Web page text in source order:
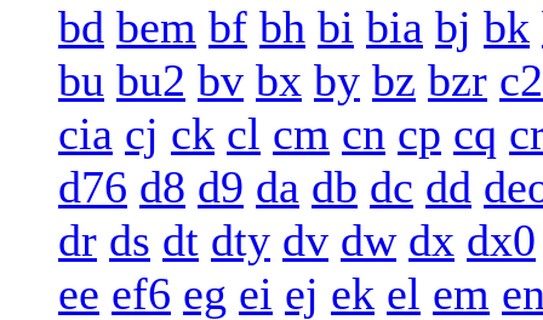
bd bem bf bh bi bia bj bk
bu bu2 bv bx by bz bzr c2
cia cj ck cl cm cn cp cq
d76 d8 d9 da db dc dd
dr ds dt dty dv dw dx dx0
ee ef6 eg ei ej ek el em